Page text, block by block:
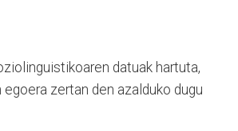
datuak hartuta,
egoera zertan den azalduko dugu